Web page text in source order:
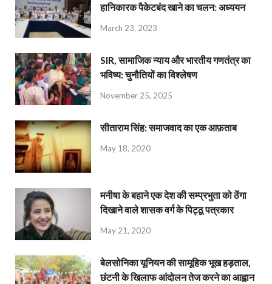
हानिकारक पैकेटबंद खाने का चलन: अध्ययन
March 23, 2023
SIR, सामाजिक न्याय और भारतीय गणतंत्र का
भविष्य: चुनौतियों का विश्लेषण
November 25, 2025
सीताराम सिंह: समाजवाद का एक आफ़ताब
May 18, 2020
मनीषा के बहाने एक देश की सम्प्रभुता को ठेंगा
दिखाने वाले शासक वर्ग के पिट्ठू पत्रकार
May 21, 2020
बेलसोनिका यूनियन की सामूहिक भूख हड़ताल,
छंटनी के खिलाफ आंदोलन तेज करने का आह्वान